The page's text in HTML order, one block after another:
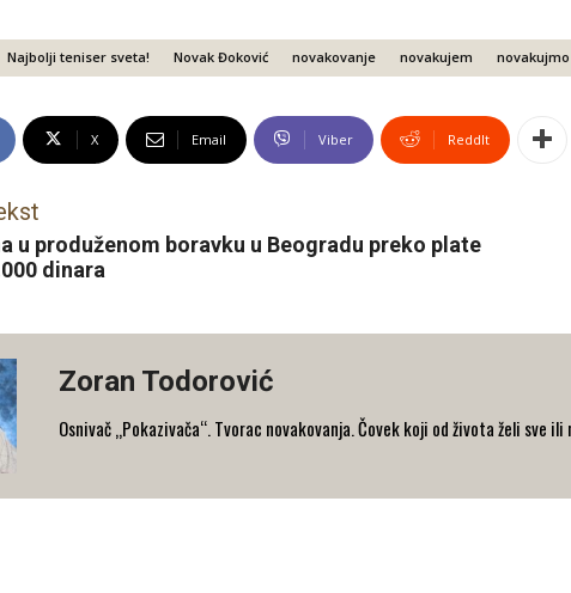
Najbolji teniser sveta! Novak Đoković novakovanje novakujem novakujmo
X Email Viber ReddIt
u produženom boravku u Beogradu preko plate
dinara
Zoran Todorović
Osnivač „Pokazivača“. Tvorac novakovanja. Čovek koji od života želi sve